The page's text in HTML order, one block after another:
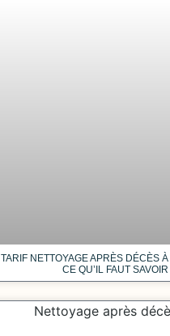
TARIF NETTOYAGE APRÈS DÉCÈS
CE QU’IL FAUT SAVOIR